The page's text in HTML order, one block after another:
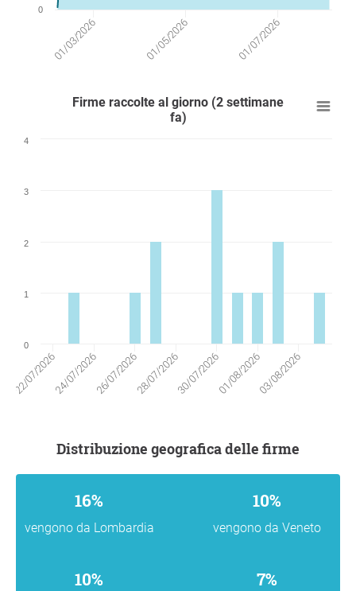
01/03/2026 01/05/2026 01/07/2026
0
Firme raccolte al giorno (2 settimane
fa)
22/07/202624/07/202626/07/202628/07/202630/07/202601/08/202603/08/2026
0
1
2
3
4
Distribuzione geografica delle firme
16%
vengono da Lombardia
10%
vengono da Veneto
10% 7%